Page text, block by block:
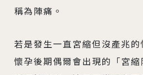
稱為陣痛。
若是發生一直宮縮但沒產兆
懷孕後期偶爾會出現的「宮縮